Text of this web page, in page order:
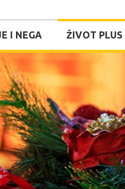
I NEGA ŽIVOT PLUS